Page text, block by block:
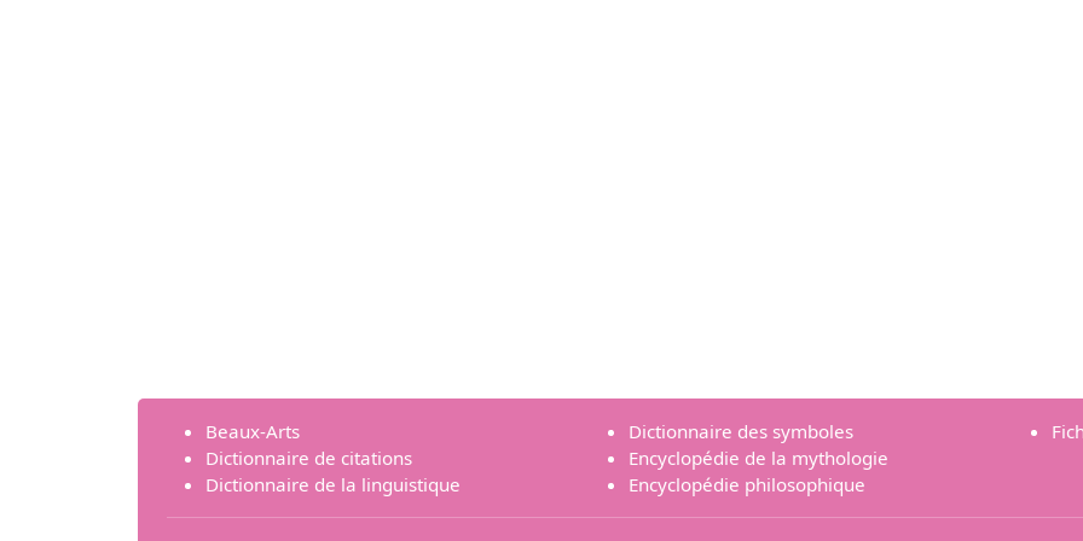
Beaux-Arts
Dictionnaire de citations
Dictionnaire de la linguistique
Dictionnaire des symboles
Encyclopédie de la mythologie
Encyclopédie philosophique